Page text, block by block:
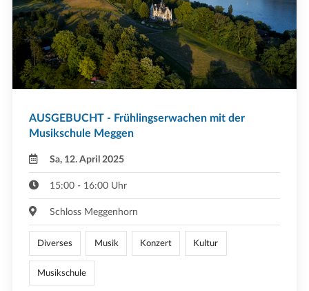
AUSGEBUCHT - Frühlingserwachen mit der
Musikschule Meggen
Sa, 12. April 2025
15:00 - 16:00 Uhr
Schloss Meggenhorn
Diverses Musik Konzert Kultur
Musikschule